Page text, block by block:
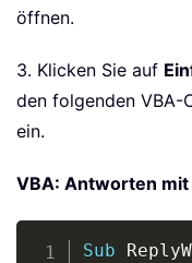
öffnen.
3. Klicken Sie auf
den folgenden VBA-
ein.
VBA: Antworten
Sub